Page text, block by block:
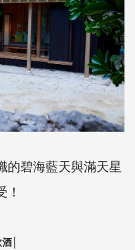
的碧海藍天與滿天星
│